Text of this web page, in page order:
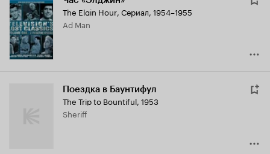
The Elgin Hour, Сериал, 1954–1955
Ad Man
Поездка в Баунтифул
The Trip to Bountiful, 1953
Sheriff